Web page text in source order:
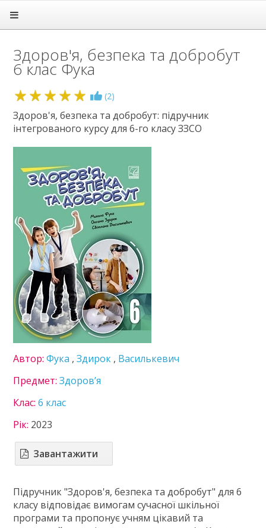
Підручники
1 клас
2 клас
4 клас
5 клас
6 клас
Англійська мова
Географія
Громадянська освіта
Етика
Зарубіжна література
Здоров'я
Інформатика
Історія
Культура добросусідства
Література
Математика
Мистецтво
Мови нац. меншин
Німецька мова
Технології
Українська література
Французька мова
7 клас
9 клас
10 клас
ГДЗ
Статті
Здоров'я, безпека та добробут
6 клас Фука
5 (2)
Здоров'я, безпека та добробут: підручник
інтегрованого курсу для 6-го класу ЗЗСО
Автор:Фука ,Здирок , Василькевич
Предмет:Здоров’я
Клас:6 клас
Рік: 2023
Завантажити
Підручник "Здоров'я, безпека та добробут" для 6
класу відповідає вимогам сучасної шкільної
програми та пропонує учням цікавий та